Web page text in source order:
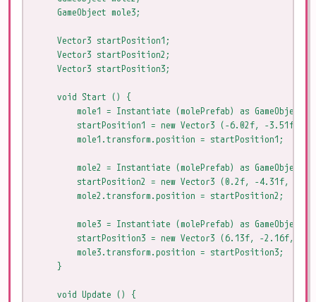
    GameObject mole3;
    Vector3 startPosition1;
    Vector3 startPosition2;
    Vector3 startPosition3;
    void Start () {
        mole1 = Instantiate (molePrefab) as GameObject;
startPosition1 = new Vector3 (-6.02f, -3.51f,
        mole1.transform.position = startPosition1;
        mole2 = Instantiate (molePrefab) as GameObject;
        startPosition2 = new Vector3 (0.2f, -4.31f, 0);
        mole2.transform.position = startPosition2;
        mole3 = Instantiate (molePrefab) as GameObject;
        startPosition3 = new Vector3 (6.13f, -2.16f, 0);
        mole3.transform.position = startPosition3;
    }
    void Update () {